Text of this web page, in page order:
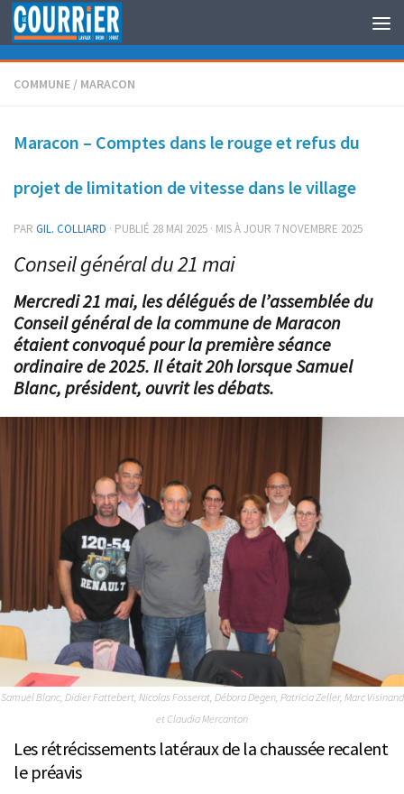
Au dessous du contenu
COMMUNE / MARACON
Maracon – Comptes dans le rouge et refus du
projet de limitation de vitesse dans le village
PAR GIL. COLLIARD · PUBLIÉ 28 MAI 2025 · MIS À JOUR 7 NOVEMBRE 2025
Conseil général du 21 mai
Mercredi 21 mai, les délégués de l’assemblée du
Conseil général de la commune de Maracon
étaient convoqué pour la première séance
ordinaire de 2025. Il était 20h lorsque Samuel
Blanc, président, ouvrit les débats.
Samuel Blanc, Didier Fattebert, Nicolas Fosserat, Débora Degen, Patricia Zeller, Marc Visinand
et Claudia Mercanton
Les rétrécissements latéraux de la chaussée recalent
le préavis